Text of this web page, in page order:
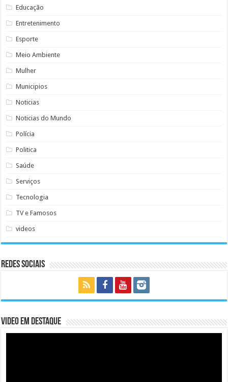
Educação
Entretenimento
Esporte
Meio Ambiente
Mulher
Municipios
Noticias
Noticias do Mundo
Polícia
Politica
Saúde
Serviços
Tecnologia
TV e Famosos
videos
Redes Sociais
Video em Destaque